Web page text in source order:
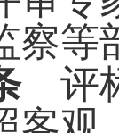
察等
评标